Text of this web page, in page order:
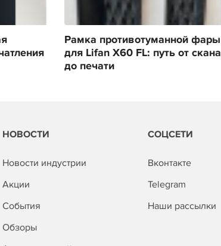
Рамка противотуманной фары
для Lifan X60 FL: путь от скана
до печати
НОВОСТИ
Новости индустрии
Акции
События
Обзоры
СОЦСЕТИ
Вконтакте
Telegram
Наши рассылки